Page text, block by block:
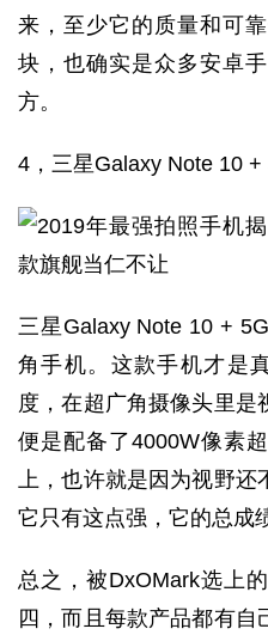
来，至少它的质量和可
块，也确实是众多安卓
方。
4，三星Galaxy Note 10 +
三星Galaxy Note 10 +
角手机。这款手机才是
度，在超广角摄像头里是
便是配备了4000W像素
上，也许就是因为视野还
它只有这点强，它的总成
总之，被DxOMark选上
四，而且每款产品都有自